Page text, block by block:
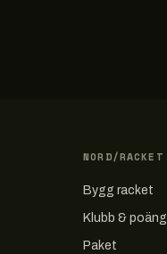
NORD/RACKET
Bygg racket
Klubb & poäng
Paket